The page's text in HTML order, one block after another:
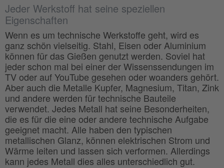
Jeder Werkstoff hat seine speziellen
Eigenschaften
Wenn es um technische Werkstoffe geht, wird es
ganz schön vielseitig. Stahl, Eisen oder Aluminium
können für das Gießen genutzt werden. Soviel hat
jeder schon mal bei einer der Wissenssendungen im
TV oder auf YouTube gesehen oder woanders gehört.
Aber auch die Metalle Kupfer, Magnesium, Titan, Zink
und andere werden für technische Bauteile
verwendet. Jedes Metall hat seine Besonderheiten,
die es für die eine oder andere technische Aufgabe
geeignet macht. Alle haben den typischen
metallischen Glanz, können elektrischen Strom und
Wärme leiten und lassen sich verformen. Allerdings
kann jedes Metall dies alles unterschiedlich gut.